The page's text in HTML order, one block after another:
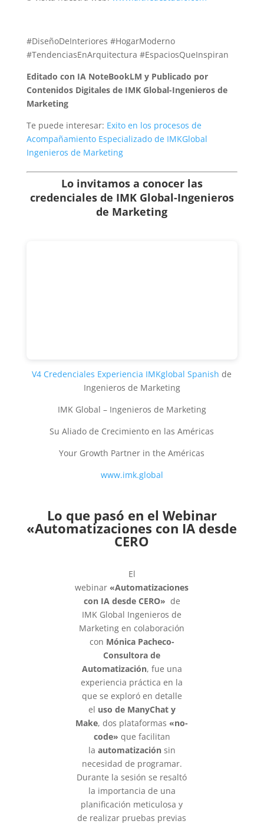
#DiseñoDeInteriores #HogarModerno
#TendenciasEnArquitectura #EspaciosQueInspiran
Editado con IA NoteBookLM y Publicado por
Contenidos Digitales de IMK Global-Ingenieros de
Marketing
Te puede interesar: Exito en los procesos de
Acompañamiento Especializado de IMKGlobal
Ingenieros de Marketing
Lo invitamos a conocer las
credenciales de IMK Global-Ingenieros
de Marketing
V4 Credenciales Experiencia IMKglobal Spanish de
Ingenieros de Marketing
IMK Global – Ingenieros de Marketing
Su Aliado de Crecimiento en las Américas
Your Growth Partner in the Américas
www.imk.global
Lo que pasó en el Webinar
«Automatizaciones con IA desde
CERO
El
webinar «Automatizaciones
con IA desde CERO» de
IMK Global Ingenieros de
Marketing en colaboración
con Mónica Pacheco-
Consultora de
Automatización, fue una
experiencia práctica en la
que se exploró en detalle
el uso de ManyChat y
Make, dos plataformas «no-
code» que facilitan
la automatizaciónsin
necesidad de programar.
Durante la sesión se resaltó
la importancia de una
planificación meticulosa y
de realizar pruebas previas